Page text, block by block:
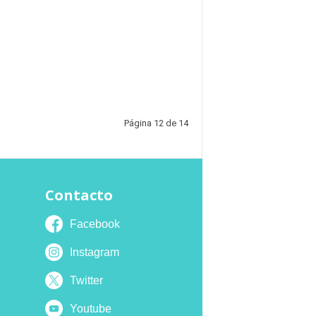
Página 12 de 14
Contacto
Facebook
Instagram
Twitter
Youtube